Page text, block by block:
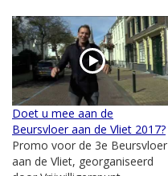
Doet u mee aan de
Beursvloer aan de Vliet 2017?
Promo voor de 3e Beursvloer
aan de Vliet, georganiseerd